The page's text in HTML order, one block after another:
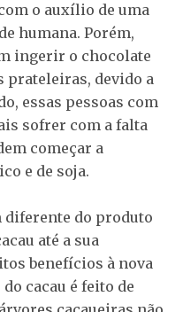
o auxílio de uma
humana. Porém,
ingerir o chocolate
prateleiras, devido a
essas pessoas com
sofrer com a falta
começar a
e de soja.
diferente do produto
até a sua
benefícios à nova
cacau é feito de